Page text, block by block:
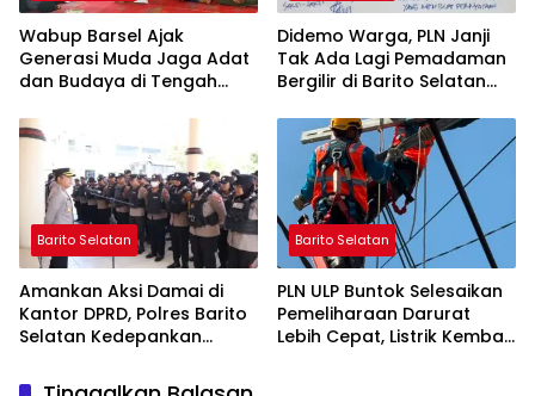
Wabup Barsel Ajak
Generasi Muda Jaga Adat
dan Budaya di Tengah
Didemo Warga, PLN Janji
Tak Ada Lagi Pemadaman
Bergilir di Barito Selatan
Barito Selatan
Amankan Aksi Damai di
Kantor DPRD, Polres Barito
Selatan Kedepankan
Barito Selatan
PLN ULP Buntok Selesaikan
Pemeliharaan Darurat
Lebih Cepat, Listrik Kembali